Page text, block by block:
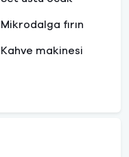
Mikrodalga fırın
Kahve makinesi